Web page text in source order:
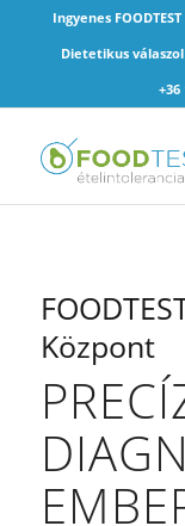
Ingyenes
Dietetikus válaszol
+36
Központ